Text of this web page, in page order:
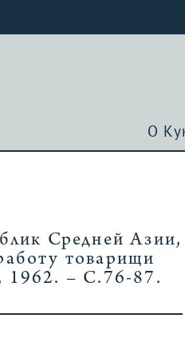
О
Средней Азии,
товарищи
1962. – С.76-87.